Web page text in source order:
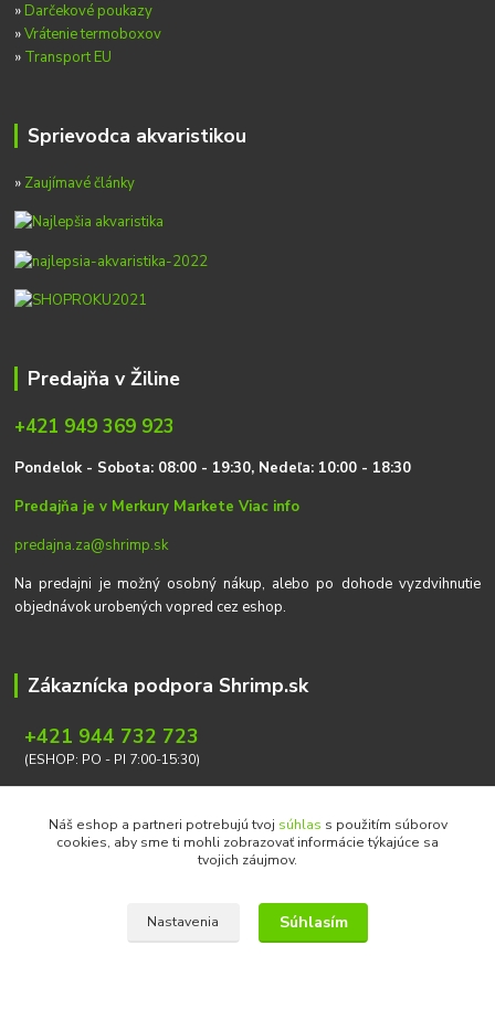
» Darčekové poukazy
»Vrátenie termoboxov
» Transport EU
Sprievodca akvaristikou
» Zaujímavé články
Predajňa v Žiline
+421 949 369 923
Pondelok - Sobota: 08:00 - 19:30, Nedeľa: 10:00 - 18:30
Predajňa je v Merkury MarketeViac info
predajna.za@shrimp.sk
Na predajni je možný osobný nákup, alebo po dohode vyzdvihnutie
objednávok urobených vopred cez eshop.
Zákaznícka podpora Shrimp.sk
+421 944 732 723
(ESHOP: PO - PI 7:00-15:30)
Náš eshop a partneri potrebujú tvoj súhlas s použitím súborov
cookies, aby sme ti mohli zobrazovať informácie týkajúce sa
tvojich záujmov.
Nastavenia Súhlasím